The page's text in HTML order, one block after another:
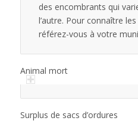
des encombrants qui
l’autre. Pour connaître
référez-vous à votre
Animal mort
Surplus de sacs d’ordures